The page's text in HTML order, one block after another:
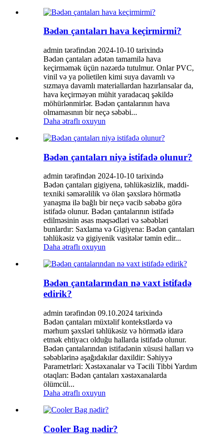
Bədən çantaları hava keçirmirmi?
admin tərəfindən 2024-10-10 tarixində
Bədən çantaları adətən tamamilə hava
keçirməmək üçün nəzərdə tutulmur. Onlar PVC,
vinil və ya polietilen kimi suya davamlı və
sızmaya davamlı materiallardan hazırlansalar da,
hava keçirməyən mühit yaradacaq şəkildə
möhürlənmirlər. Bədən çantalarının hava
olmamasının bir neçə səbəbi...
Daha ətraflı oxuyun
Bədən çantaları niyə istifadə olunur?
admin tərəfindən 2024-10-10 tarixində
Bədən çantaları gigiyena, təhlükəsizlik, maddi-
texniki səmərəlilik və ölən şəxslərə hörmətlə
yanaşma ilə bağlı bir neçə vacib səbəbə görə
istifadə olunur. Bədən çantalarının istifadə
edilməsinin əsas məqsədləri və səbəbləri
bunlardır: Saxlama və Gigiyena: Bədən çantaları
təhlükəsiz və gigiyenik vasitələr təmin edir...
Daha ətraflı oxuyun
Bədən çantalarından nə vaxt istifadə
edirik?
admin tərəfindən 09.10.2024 tarixində
Bədən çantaları müxtəlif kontekstlərdə və
mərhum şəxsləri təhlükəsiz və hörmətlə idarə
etmək ehtiyacı olduğu hallarda istifadə olunur.
Bədən çantalarından istifadənin xüsusi halları və
səbəblərinə aşağıdakılar daxildir: Səhiyyə
Parametrləri: Xəstəxanalar və Təcili Tibbi Yardım
otaqları: Bədən çantaları xəstəxanalarda
ölümcül...
Daha ətraflı oxuyun
Cooler Bag nədir?